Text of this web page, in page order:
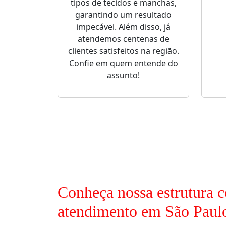
tipos de tecidos e manchas,
garantindo um resultado
impecável. Além disso, já
atendemos centenas de
clientes satisfeitos na região.
Confie em quem entende do
assunto!
Conheça nossa estrutura
atendimento em São